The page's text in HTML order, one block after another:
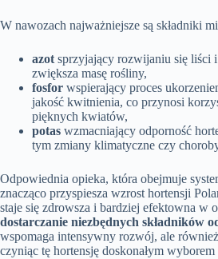
W nawozach najważniejsze są składniki
azot sprzyjający rozwijaniu się liści
zwiększa masę rośliny,
fosfor wspierający proces
jakość kwitnienia, co przynosi
pięknych kwiatów,
potas wzmacniający odporność
tym zmiany klimatyczne czy
Odpowiednia opieka, która obejmuje
znacząco przyspiesza wzrost hortensji
staje się zdrowsza i bardziej efektowna w
dostarczanie niezbędnych składników
wspomaga intensywny rozwój, ale
czyniąc tę hortensję doskonałym